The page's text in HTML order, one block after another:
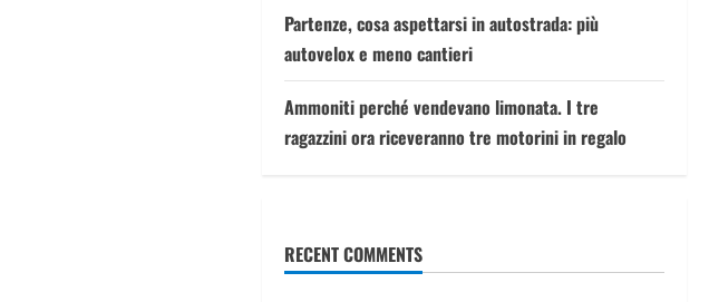
Partenze, cosa aspettarsi in autostrada: più
autovelox e meno cantieri
Ammoniti perché vendevano limonata. I tre
ragazzini ora riceveranno tre motorini in regalo
RECENT COMMENTS